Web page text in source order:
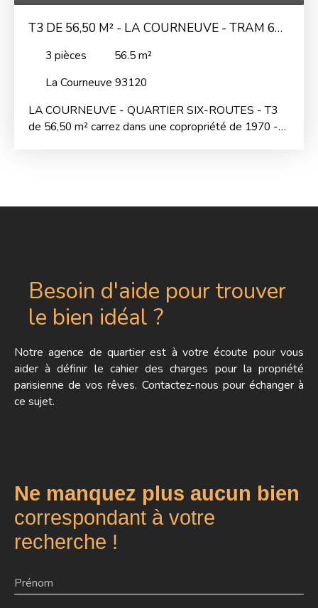
T3 DE 56,50 M² - LA COURNEUVE - TRAM 6
ROUTES
3 pièces 56.5m²
La Courneuve 93120
LA COURNEUVE - QUARTIER SIX-ROUTES - T3
de 56,50 m² carrez dans une copropriété de 1970 -
et tout mode de transports : Autoroutes A1, Tram, à
Besoin d'aide pour trouver
le bien idéal ?
Notre agence de quartier est à votre écoute pour vous
aider à définir le cahier des charges pour la propriété
parisienne de vos rêves. Contactez-nous pour échanger à
ce sujet.
Ne manquez plus aucun bien
correspondant à votre
recherche !
Prénom